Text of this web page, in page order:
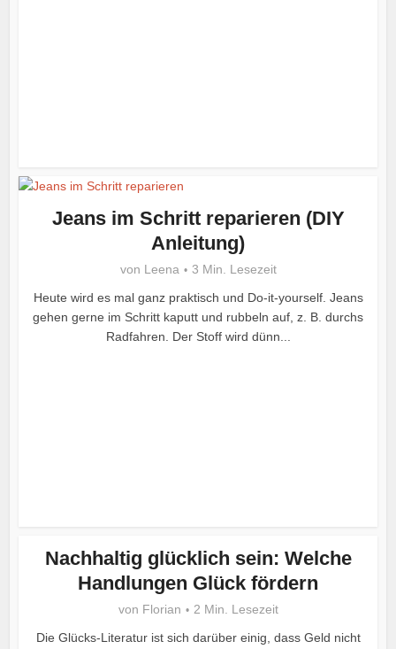
Jeans im Schritt reparieren (DIY
Anleitung)
von Leena
3 Min. Lesezeit
Heute wird es mal ganz praktisch und Do-it-yourself. Jeans
gehen gerne im Schritt kaputt und rubbeln auf, z. B. durchs
Radfahren. Der Stoff wird dünn...
Nachhaltig glücklich sein: Welche
Handlungen Glück fördern
von Florian
2 Min. Lesezeit
Die Glücks-Literatur ist sich darüber einig, dass Geld nicht